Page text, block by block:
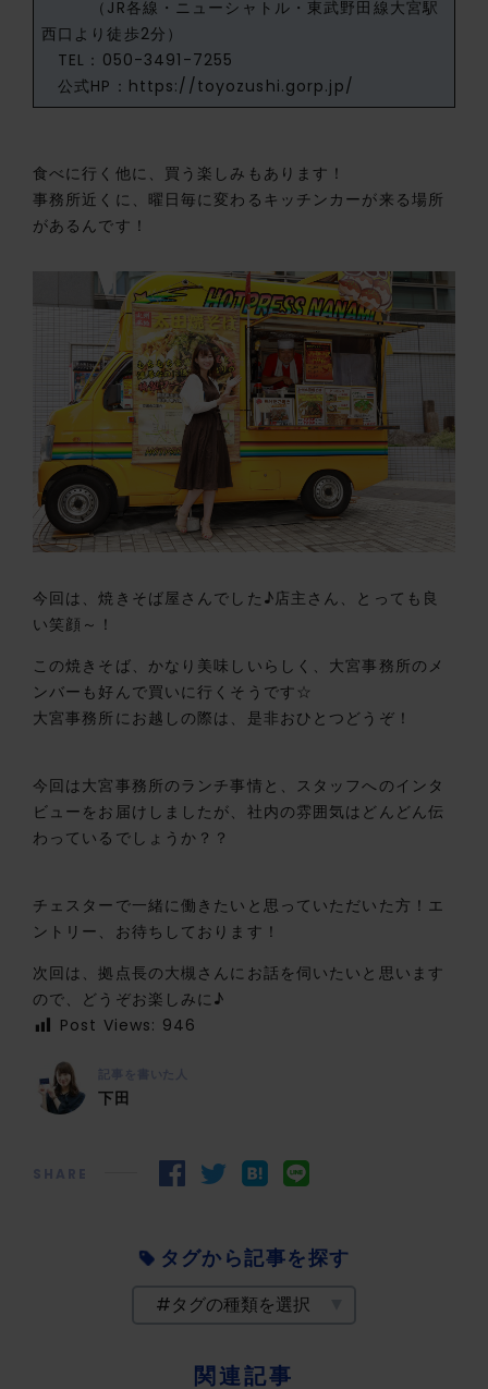
（JR各線・ニューシャトル・東武野田線大宮駅
西口より徒歩2分）
TEL：050-3491-7255
公式HP： https://toyozushi.gorp.jp/
食べに行く他に、買う楽しみもあります！
事務所近くに、曜日毎に変わるキッチンカーが来る場所
があるんです！
今回は、焼きそば屋さんでした♪店主さん、とっても良
い笑顔～！
この焼きそば、かなり美味しいらしく、大宮事務所のメ
ンバーも好んで買いに行くそうです☆
大宮事務所にお越しの際は、是非おひとつどうぞ！
今回は大宮事務所のランチ事情と、スタッフへのインタ
ビューをお届けしましたが、社内の雰囲気はどんどん伝
わっているでしょうか？？
チェスターで一緒に働きたいと思っていただいた方！エ
ントリー、お待ちしております！
次回は、拠点長の大槻さんにお話を伺いたいと思います
ので、どうぞお楽しみに♪
Post Views: 946
記事を書いた人
下田
SHARE
タグから記事を探す
関連記事